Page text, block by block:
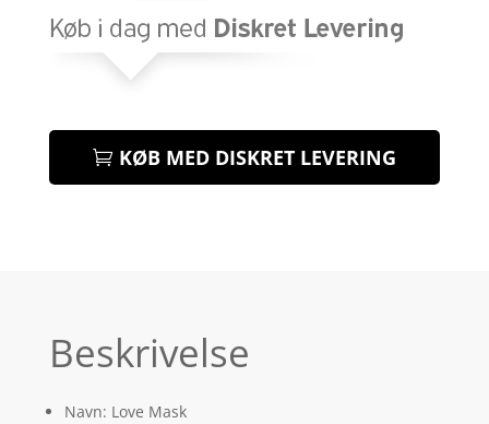
KØB MED DISKRET LEVERING
Beskrivelse
Navn: Love Mask